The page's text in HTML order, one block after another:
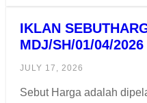
IKLAN
MDJ/SH/01/04/2026
JULY 17, 2026
Sebut Harga adalah